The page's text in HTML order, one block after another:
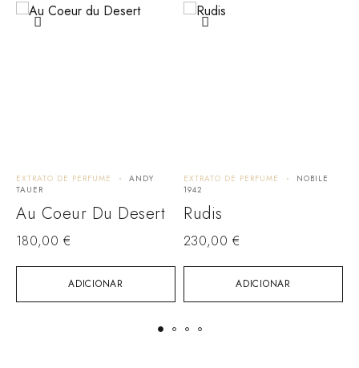
ADICIONAR
EXTRATO DE PERFUME
ANDY
TAUER
Au Coeur Du Desert
180,00 €
ADICIONAR
EXTRATO DE PERFUME
NOBILE
1942
Rudis
230,00 €